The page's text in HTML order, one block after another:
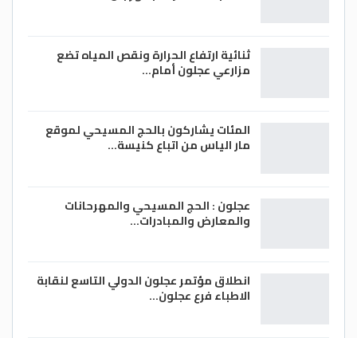
ثنائية ارتفاع الحرارة ونقص المياه تضع
مزارعي عجلون أمام…
المئات يشاركون بالحج المسيحي لموقع
مار الياس من اتباع كنيسة…
عجلون : الحج المسيحي والمهرحانات
والمعارض والمبادرات…
انطلاق مؤتمر عجلون الدولي التاسع لنقابة
الاطباء فرع عجلون…